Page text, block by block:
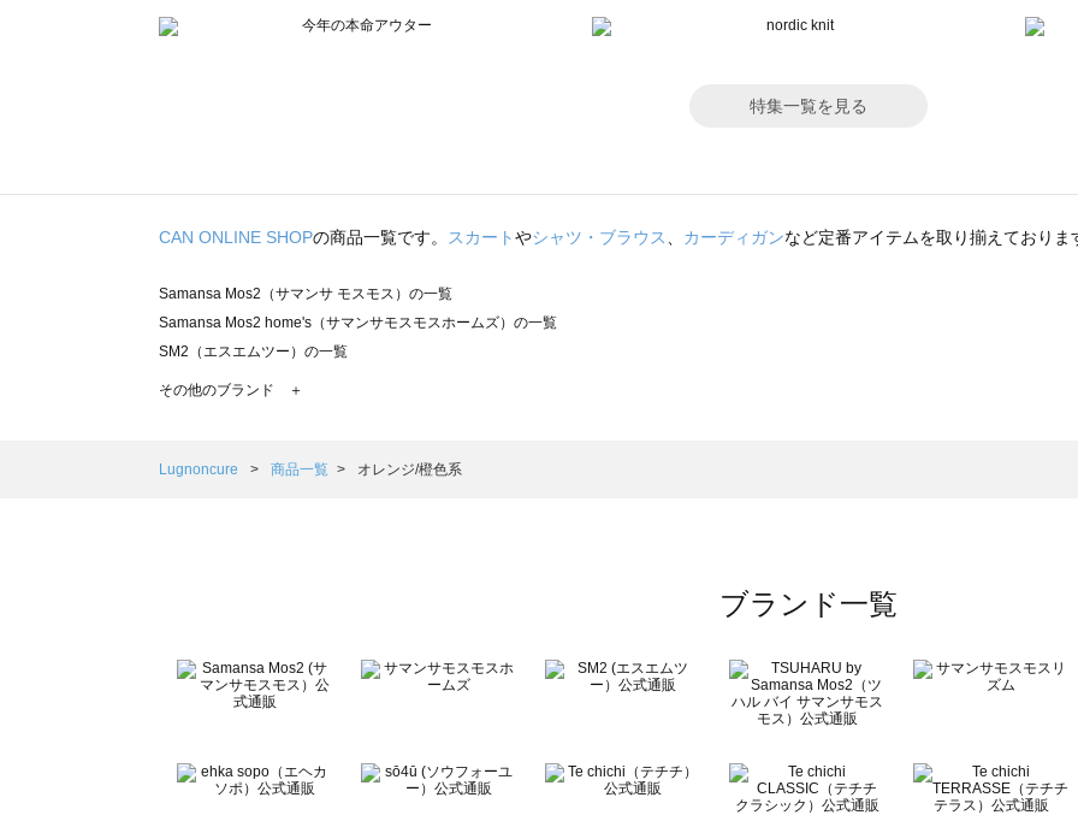
特集一覧を見る
CAN ONLINE SHOPの商品一覧です。 スカートやシャツ・ブラウス、 カーディガンなど定番アイテムを取り揃えておりま
Samansa Mos2（サマンサ モスモス）の一覧
Samansa Mos2 home's（サマンサモスモスホームズ）の一覧
SM2（エスエムツー）の一覧
TSUHARU by Samansa Mos2（ツハルバイサマンサモスモス）の一覧
Samansa Mos2 Lagom（サマンサモスモス ラーゴム）の一覧
BETTY'S BLUE（べティーズブルー）の一覧
Wpc.（ワールドパーティー）の一覧
その他のブランド ＋
Lugnoncure 商品一覧 オレンジ/橙色系
ブランド一覧